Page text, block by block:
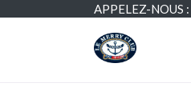
APPELEZ-NOUS :